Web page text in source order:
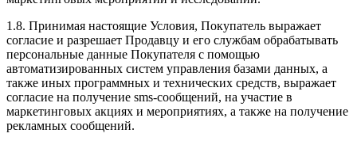
1.8. Принимая настоящие Условия, Покупатель выражает
согласие и разрешает Продавцу и его службам обрабатывать
персональные данные Покупателя с помощью
автоматизированных систем управления базами данных, а
также иных программных и технических средств, выражает
согласие на получение sms-сообщений, на участие в
маркетинговых акциях и мероприятиях, а также на получение
рекламных сообщений.